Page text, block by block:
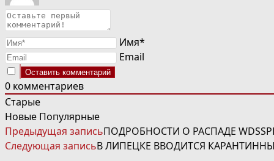
Имя*
Email
0 комментариев
Старые
Новые Популярные
ЧИТАТЬ
ДАЛЕЕ
СТАТЬИ
Предыдущая записьПОДРОБНОСТИ О РАСПАДЕ
Следующая записьВ ЛИПЕЦКЕ ВВОДИТСЯ